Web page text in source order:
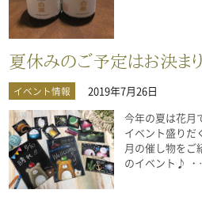
夏休みのご予定はお決ま
イベント情報
2019年7月26日
今年の夏は花月
イベント盛り
月の催し物を
のイベント♪